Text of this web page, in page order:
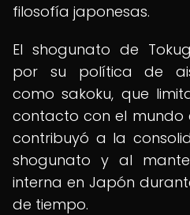
filosofía japonesas.
El shogunato de
por su política de
como sakoku, que
contacto con el mundo
contribuyó a la
shogunato y al
interna en Japón
de tiempo.